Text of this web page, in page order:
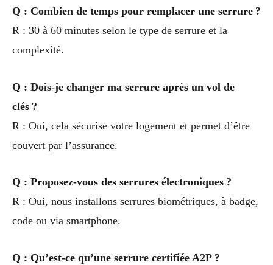
Q : Combien de temps pour remplacer une serrure ?
R : 30 à 60 minutes selon le type de serrure et la
complexité.
Q : Dois-je changer ma serrure après un vol de
clés ?
R : Oui, cela sécurise votre logement et permet d’être
couvert par l’assurance.
Q : Proposez-vous des serrures électroniques ?
R : Oui, nous installons serrures biométriques, à badge,
code ou via smartphone.
Q : Qu’est-ce qu’une serrure certifiée A2P ?